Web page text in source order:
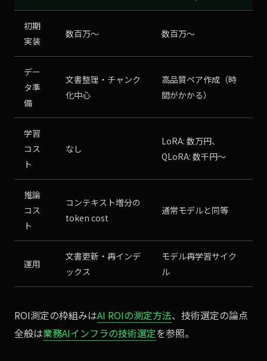
初期
実装
数百万〜 数百万〜
デー
タ準
備
文書整理・チャンク
化中心
高品質ペア作成（時
間がかかる）
学習
コス
ト
なし
LoRA: 数万円、
QLoRA: 数千円〜
推論
コス
ト
コンテキスト増分の
token cost
通常モデルと同等
運用
文書更新・再インデ
ックス
モデル再学習サイク
ル
ROI測定の枠組みはAI ROIの測定方法、技術選定の論点
全般は業務AIインフラの技術選定を参照。